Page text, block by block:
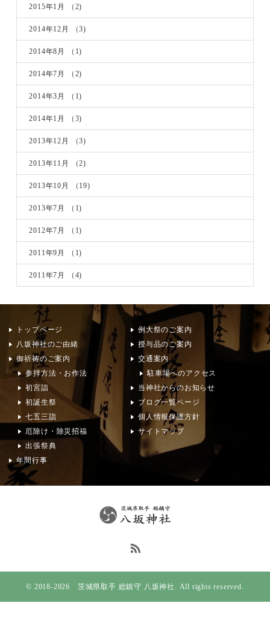
2015年1月 （2)
2014年12月 （3)
2014年8月 （1)
2014年7月 （2)
2014年3月 （1)
2014年1月 （3)
2013年12月 （3)
2013年11月 （2)
2013年10月 （19)
2013年7月 （1)
2012年7月 （1)
2011年9月 （1)
2011年7月 （4)
トップページ
八坂神社のご由緒
御祈祷のご案内
参拝方法・お作法
初宮詣
初誕生祭
七五三詣
厄除け・除災招福
出張祭典
年間行事
例大祭のご案内
授与品のご案内
交通案内
駐車場へのアクセス
当神社からのお知らせ
ブログ一覧ページ
個人情報保護方針
サイトマップ
© 2018-2026 茨城県取手 総鎮守 八坂神社. All rights reserved.